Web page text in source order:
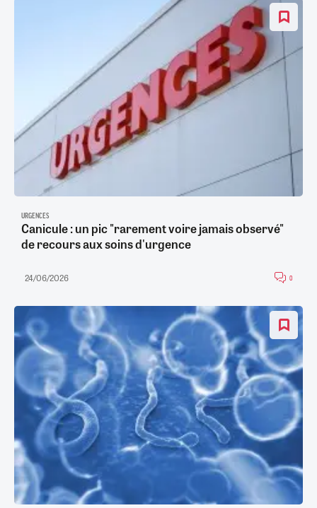
URGENCES
Canicule : un pic "rarement voire jamais observé"
de recours aux soins d'urgence
24/06/2026 0